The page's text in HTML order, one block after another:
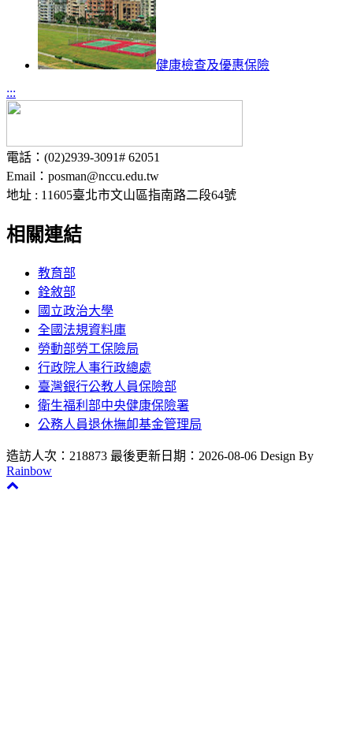
健康檢查及優惠保險
:::
電話：(02)2939-3091# 62051
Email：posman@nccu.edu.tw
地址 : 11605臺北市文山區指南路二段64號
相關連結
教育部
銓敘部
國立政治大學
全國法規資料庫
勞動部勞工保險局
行政院人事行政總處
臺灣銀行公教人員保險部
衛生福利部中央健康保險署
公務人員退休撫卹基金管理局
造訪人次：218873 最後更新日期：2026-08-06 Design By
Rainbow